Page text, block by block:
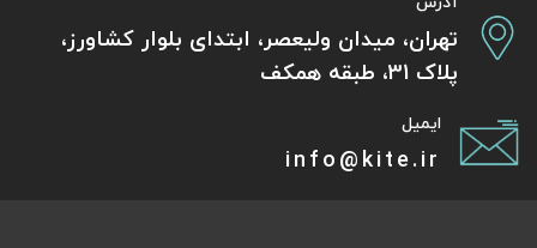
تهران، میدان ولیعصر، ابتدای بلوار کشاورز،
پلاک 31، طبقه همکف
ایمیل
info@kite.ir